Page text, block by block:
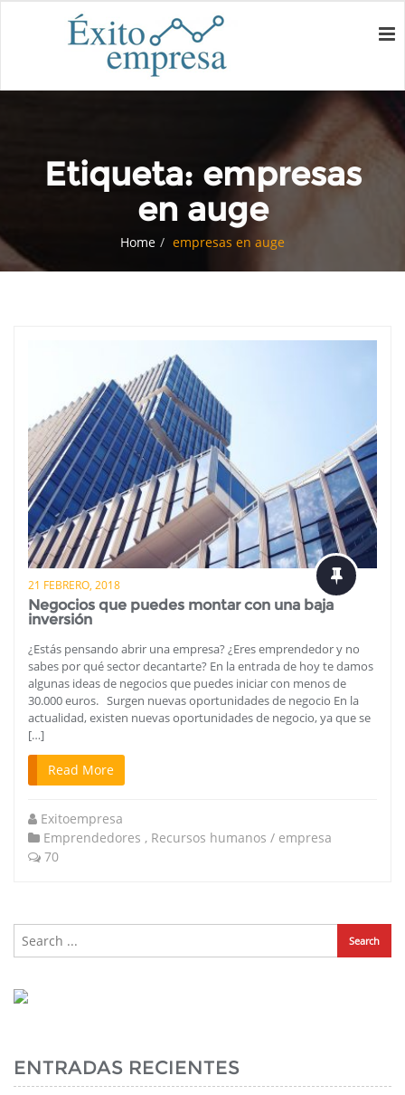
Etiqueta: empresas
en auge
Home empresas en auge
21 FEBRERO, 2018
Negocios que puedes montar con una baja
inversión
¿Estás pensando abrir una empresa? ¿Eres emprendedor y no
sabes por qué sector decantarte? En la entrada de hoy te damos
algunas ideas de negocios que puedes iniciar con menos de
30.000 euros. Surgen nuevas oportunidades de negocio En la
actualidad, existen nuevas oportunidades de negocio, ya que se
[…]
Read More
Exitoempresa
Emprendedores , Recursos humanos / empresa
70
ENTRADAS RECIENTES